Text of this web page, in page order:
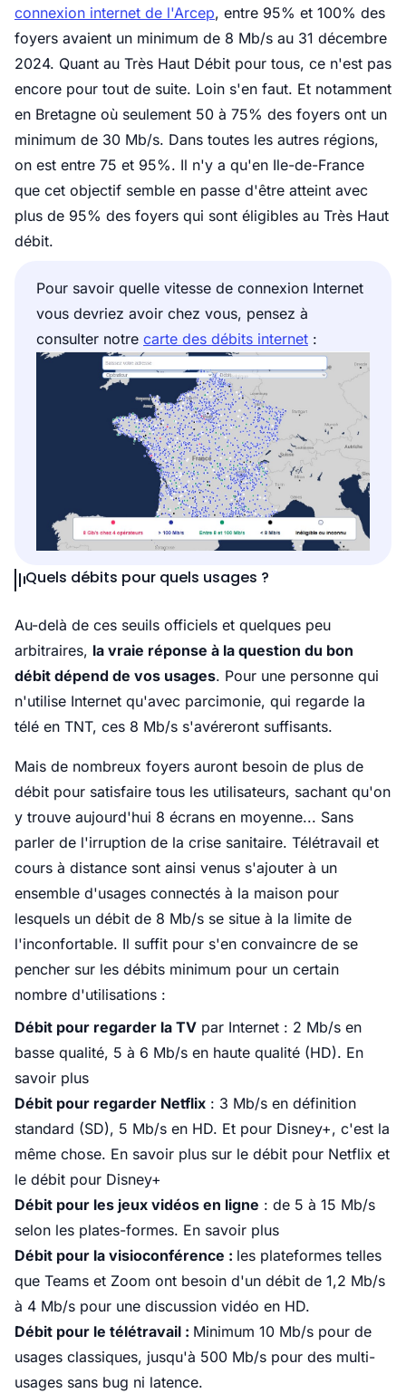
connexion internet de l'Arcep, entre 95% et 100% des
foyers avaient un minimum de 8 Mb/s au 31 décembre
2024. Quant au Très Haut Débit pour tous, ce n'est pas
encore pour tout de suite. Loin s'en faut. Et notamment
en Bretagne où seulement 50 à 75% des foyers ont un
minimum de 30 Mb/s. Dans toutes les autres régions,
on est entre 75 et 95%. Il n'y a qu'en Ile-de-France
que cet objectif semble en passe d'être atteint avec
plus de 95% des foyers qui sont éligibles au Très Haut
débit.
Pour savoir quelle vitesse de connexion Internet
vous devriez avoir chez vous, pensez à
consulter notre carte des débits internet :
Quels débits pour quels usages ?
Au-delà de ces seuils officiels et quelques peu
arbitraires, la vraie réponse à la question du bon
débit dépend de vos usages. Pour une personne qui
n'utilise Internet qu'avec parcimonie, qui regarde la
télé en TNT, ces 8 Mb/s s'avéreront suffisants.
Mais de nombreux foyers auront besoin de plus de
débit pour satisfaire tous les utilisateurs, sachant qu'on
y trouve aujourd'hui 8 écrans en moyenne... Sans
parler de l'irruption de la crise sanitaire. Télétravail et
cours à distance sont ainsi venus s'ajouter à un
ensemble d'usages connectés à la maison pour
lesquels un débit de 8 Mb/s se situe à la limite de
l'inconfortable. Il suffit pour s'en convaincre de se
pencher sur les débits minimum pour un certain
nombre d'utilisations :
Débit pour regarder la TV par Internet : 2 Mb/s en
basse qualité, 5 à 6 Mb/s en haute qualité (HD). En
savoir plus
Débit pour regarder Netflix : 3 Mb/s en définition
standard (SD), 5 Mb/s en HD. Et pour Disney+, c'est la
même chose. En savoir plus sur le débit pour Netflix et
le débit pour Disney+
Débit pour les jeux vidéos en ligne : de 5 à 15 Mb/s
selon les plates-formes. En savoir plus
Débit pour la visioconférence : les plateformes telles
que Teams et Zoom ont besoin d'un débit de 1,2 Mb/s
à 4 Mb/s pour une discussion vidéo en HD.
Débit pour le télétravail : Minimum 10 Mb/s pour de
usages classiques, jusqu'à 500 Mb/s pour des multi-
usages sans bug ni latence.